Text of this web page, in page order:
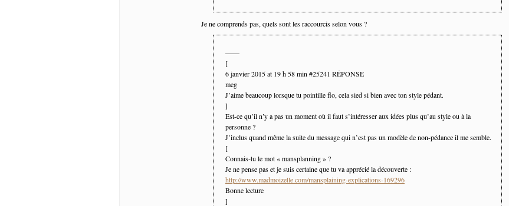
Je ne comprends pas, quels sont les raccourcis selon vous ?
——
[
6 janvier 2015 at 19 h 58 min #25241 RÉPONSE
meg
J’aime beaucoup lorsque tu pointille flo, cela sied si bien avec ton style pédant.
]
Est-ce qu’il n’y a pas un moment où il faut s’intéresser aux idées plus qu’au style ou à la
personne ?
J’inclus quand même la suite du message qui n’est pas un modèle de non-pédance il me semble.
[
Connais-tu le mot « mansplanning » ?
Je ne pense pas et je suis certaine que tu va apprécié la découverte :
http://www.madmoizelle.com/mansplaining-explications-169296
Bonne lecture
]